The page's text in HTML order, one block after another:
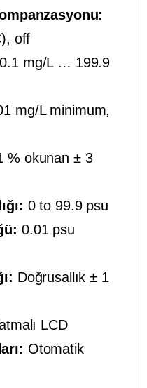
off
0.1 mg/L … 199.9
mg/L minimum,
% okunan ± 3
0 to 99.9 psu
0.01 psu
Doğrusallık ± 1
LCD
Otomatik